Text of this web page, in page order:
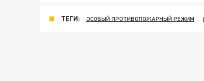
ТЕГИ: ОСОБЫЙ ПРОТИВОПОЖАРНЫЙ РЕЖИМ